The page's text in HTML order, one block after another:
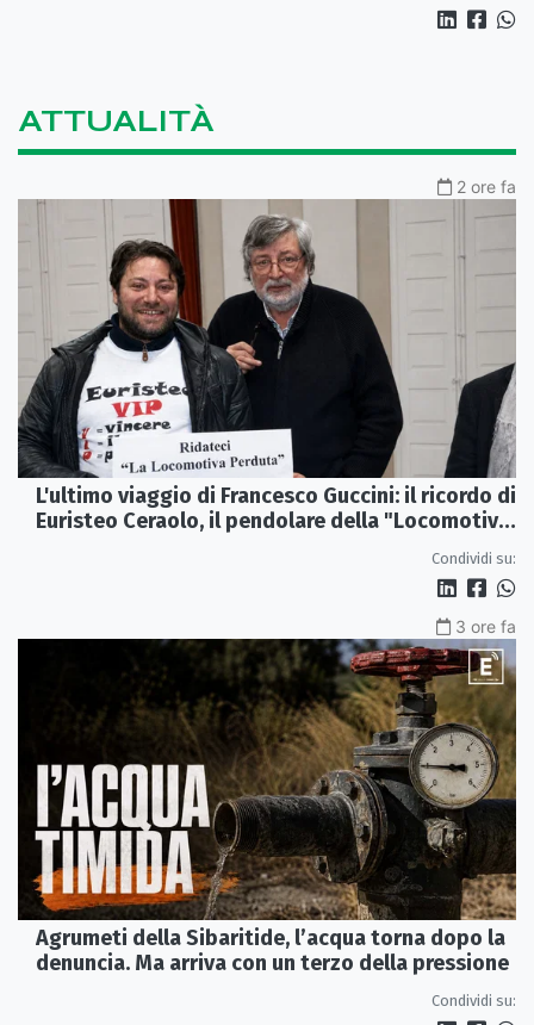
ATTUALITÀ
2 ore fa
L'ultimo viaggio di Francesco Guccini: il ricordo di
Euristeo Ceraolo, il pendolare della "Locomotiva
Condividi su:
3 ore fa
Agrumeti della Sibaritide, l’acqua torna dopo la
denuncia. Ma arriva con un terzo della pressione
Condividi su: